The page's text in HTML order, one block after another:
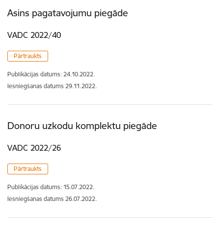
Asins pagatavojumu piegāde
VADC 2022/40
Pārtraukts
Publikācijas datums: 24.10.2022.
Iesniegšanas datums 29.11.2022.
Donoru uzkodu komplektu piegāde
VADC 2022/26
Pārtraukts
Publikācijas datums: 15.07.2022.
Iesniegšanas datums 26.07.2022.